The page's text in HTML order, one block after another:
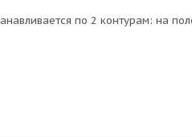
по 2 контурам: на